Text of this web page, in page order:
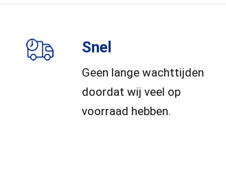
Snel
Geen lange wachttijden
doordat wij veel op
voorraad hebben.